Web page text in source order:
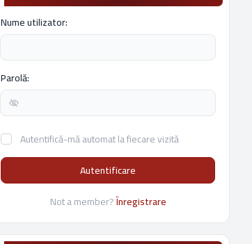
Nume utilizator:
Parolă:
Autentifică-mă automat la fiecare vizită
Autentificare
Not a member?Înregistrare